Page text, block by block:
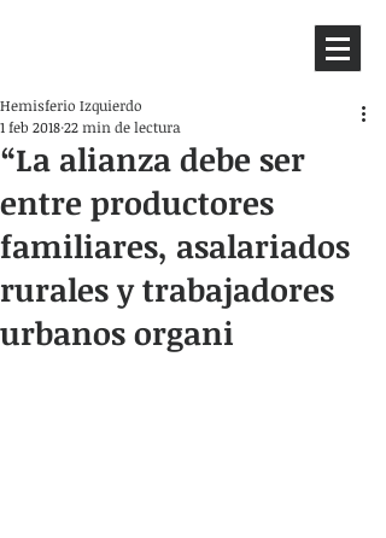
“La alianza debe ser
entre productores
familiares, asalariados
rurales y trabajadores
urbanos organi
Hemisferio Izquierdo
1 feb 201822 min de lectura